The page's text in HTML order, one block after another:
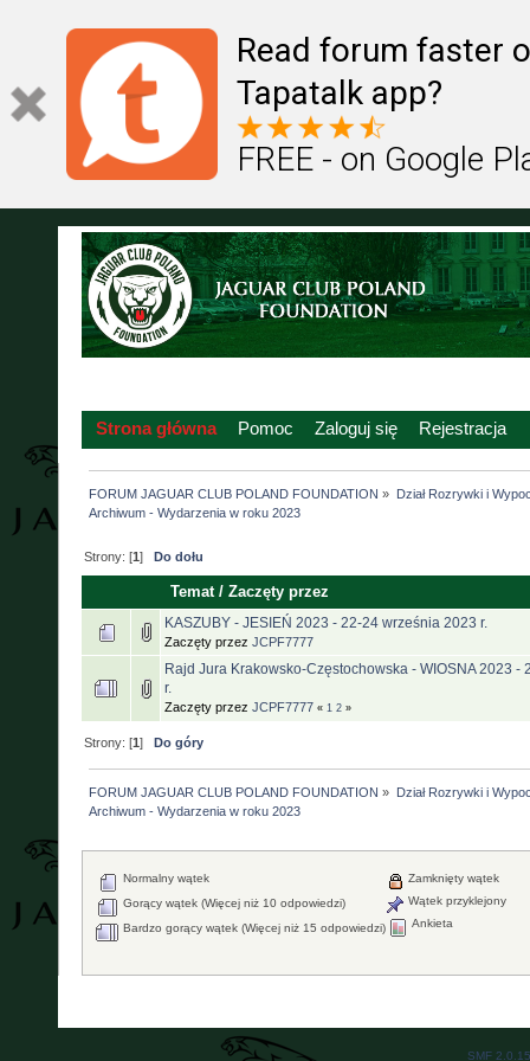
Read forum faster
Tapatalk app?
FREE - on Google
Strona główna Pomoc Zaloguj się Rejestracja
FORUM JAGUAR CLUB POLAND FOUNDATION »
Dział Rozrywki i
Archiwum - Wydarzenia w roku 2023
Strony: [1] Do dołu
Temat/Zaczęty przez
KASZUBY - JESIEŃ 2023 - 22-24 września 2023 r.
Zaczęty przez JCPF7777
Rajd Jura Krakowsko-Częstochowska - WIOSNA 2023 -
r.
Zaczęty przez JCPF7777 « 1 2 »
Strony: [1]Do góry
FORUM JAGUAR CLUB POLAND FOUNDATION »
Dział Rozrywki i
Archiwum - Wydarzenia w roku 2023
Normalny wątek
Gorący wątek (Więcej niż 10 odpowiedzi)
Bardzo gorący wątek (Więcej niż 15 odpowiedzi)
Zamknięty wątek
Wątek przyklejony
Ankieta
SMF 2.0.15